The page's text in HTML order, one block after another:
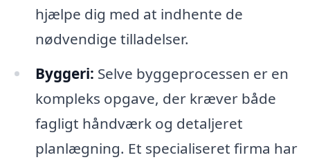
hjælpe dig med at indhente de
nødvendige tilladelser.
Byggeri: Selve byggeprocessen er en
kompleks opgave, der kræver både
fagligt håndværk og detaljeret
planlægning. Et specialiseret firma har